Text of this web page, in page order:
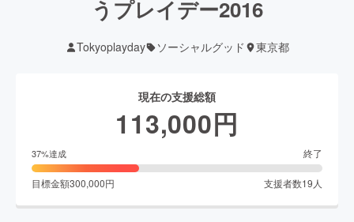
うプレイデー2016
Tokyoplayday ソーシャルグッド 東京都
現在の支援総額
113,000円
37%達成 終了
目標金額300,000円 支援者数19 人